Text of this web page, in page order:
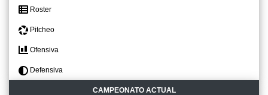
Roster
Pitcheo
Ofensiva
Defensiva
CAMPEONATO ACTUAL